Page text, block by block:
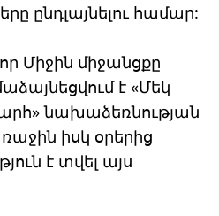
ընդլայնելու համար:
Միջին միջանցքը
է «Մեկ
նախաձեռնության
իսկ օրերից
է տվել այս